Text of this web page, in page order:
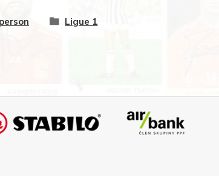
Ligue 1